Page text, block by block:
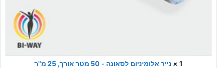
1 ×
נייר אלומיניום לסאונה - 50 מטר אורך, 25 מ"ר